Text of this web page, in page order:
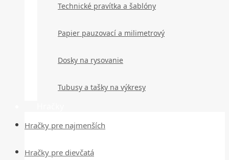
Technické pravítka a šablóny
Papier pauzovací a milimetrový
Dosky na rysovanie
Tubusy a tašky na výkresy
Hračky pre najmenších
Hračky pre dievčatá